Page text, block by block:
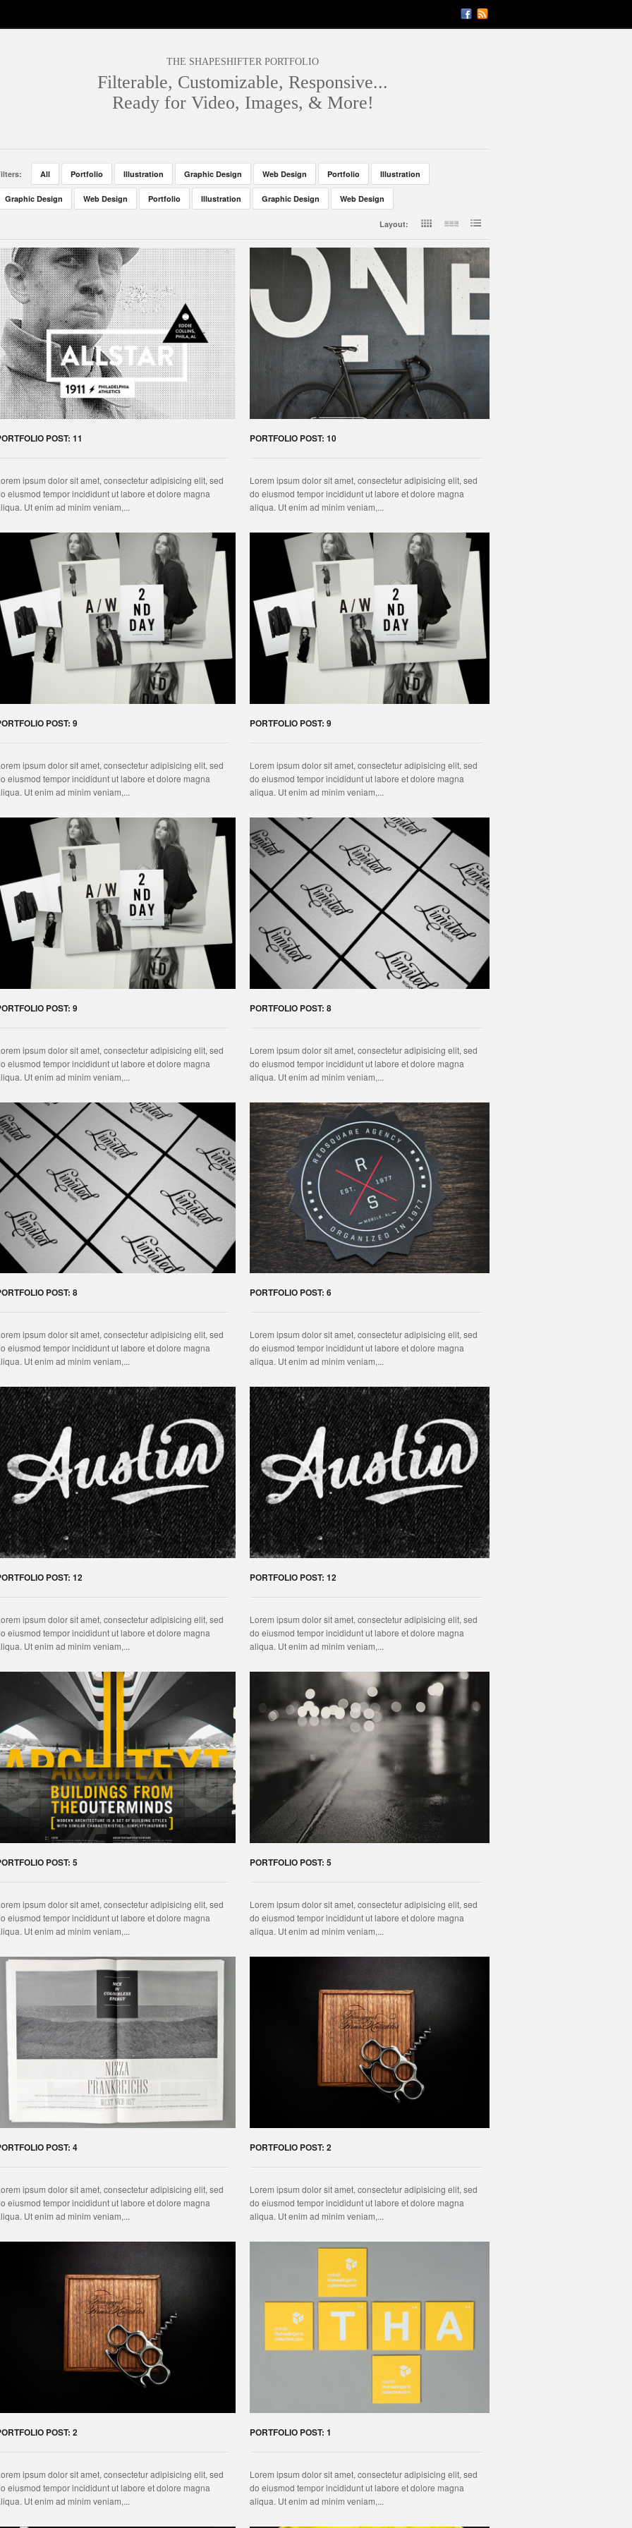
THE SHAPESHIFTER PORTFOLIO
Filterable, Customizable, Responsive...
Ready for Video, Images, & More!
All Portfolio Illustration Graphic Design Web Design Portfolio Illustration
Graphic Design Web Design Portfolio Illustration Graphic Design Web Design
Layout:
POST: 11
ipsum dolor sit amet, consectetur adipisicing elit, sed
eiusmod tempor incididunt ut labore et dolore magna
Ut enim ad minim veniam,...
PORTFOLIO POST: 10
Lorem ipsum dolor sit amet, consectetur adipisicing elit, sed
do eiusmod tempor incididunt ut labore et dolore magna
aliqua. Ut enim ad minim veniam,...
POST: 9
ipsum dolor sit amet, consectetur adipisicing elit, sed
eiusmod tempor incididunt ut labore et dolore magna
Ut enim ad minim veniam,...
PORTFOLIO POST: 9
Lorem ipsum dolor sit amet, consectetur adipisicing elit, sed
do eiusmod tempor incididunt ut labore et dolore magna
aliqua. Ut enim ad minim veniam,...
POST: 9
ipsum dolor sit amet, consectetur adipisicing elit, sed
eiusmod tempor incididunt ut labore et dolore magna
Ut enim ad minim veniam,...
PORTFOLIO POST: 8
Lorem ipsum dolor sit amet, consectetur adipisicing elit, sed
do eiusmod tempor incididunt ut labore et dolore magna
aliqua. Ut enim ad minim veniam,...
POST: 8
ipsum dolor sit amet, consectetur adipisicing elit, sed
eiusmod tempor incididunt ut labore et dolore magna
Ut enim ad minim veniam,...
PORTFOLIO POST: 6
Lorem ipsum dolor sit amet, consectetur adipisicing elit, sed
do eiusmod tempor incididunt ut labore et dolore magna
aliqua. Ut enim ad minim veniam,...
POST: 12
ipsum dolor sit amet, consectetur adipisicing elit, sed
eiusmod tempor incididunt ut labore et dolore magna
Ut enim ad minim veniam,...
PORTFOLIO POST: 12
Lorem ipsum dolor sit amet, consectetur adipisicing elit, sed
do eiusmod tempor incididunt ut labore et dolore magna
aliqua. Ut enim ad minim veniam,...
POST: 5
ipsum dolor sit amet, consectetur adipisicing elit, sed
eiusmod tempor incididunt ut labore et dolore magna
Ut enim ad minim veniam,...
PORTFOLIO POST: 5
Lorem ipsum dolor sit amet, consectetur adipisicing elit, sed
do eiusmod tempor incididunt ut labore et dolore magna
aliqua. Ut enim ad minim veniam,...
POST: 4
ipsum dolor sit amet, consectetur adipisicing elit, sed
eiusmod tempor incididunt ut labore et dolore magna
Ut enim ad minim veniam,...
PORTFOLIO POST: 2
Lorem ipsum dolor sit amet, consectetur adipisicing elit, sed
do eiusmod tempor incididunt ut labore et dolore magna
aliqua. Ut enim ad minim veniam,...
POST: 2
ipsum dolor sit amet, consectetur adipisicing elit, sed
eiusmod tempor incididunt ut labore et dolore magna
Ut enim ad minim veniam,...
PORTFOLIO POST: 1
Lorem ipsum dolor sit amet, consectetur adipisicing elit, sed
do eiusmod tempor incididunt ut labore et dolore magna
aliqua. Ut enim ad minim veniam,...